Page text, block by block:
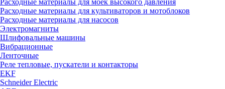
Расходные материалы для моек высокого давления
Расходные материалы для культиваторов и мотоблоков
Расходные материалы для насосов
Электромагниты
Шлифовальные машины
Вибрационные
Ленточные
Реле тепловые, пускатели и контакторы
EKF
Schneider Electric